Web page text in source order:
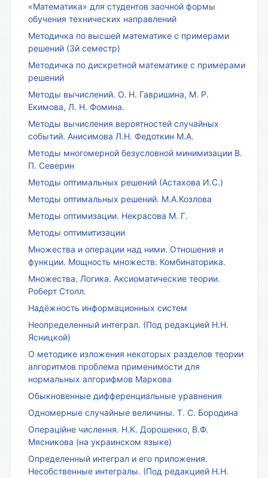
«Математика» для студентов заочной формы
обучения технических направлений
Методичка по высшей математике с примерами
решений (3й семестр)
Методичка по дискретной математике с примерами
решений
Методы вычислений. О. Н. Гавришина, М. Р.
Екимова, Л. Н. Фомина.
Методы вычисления вероятностей случайных
событий. Анисимова Л.Н. Федоткин М.А.
Методы многомерной безусловной минимизации В.
П. Северин
Методы оптимальных решений (Астахова И.С.)
Методы оптимальных решений. М.А.Козлова
Методы оптимизации. Некрасова М. Г.
Методы оптимитизации
Множества и операции над ними. Отношения и
функции. Мощность множеств. Комбинаторика.
Множества. Логика. Аксиоматические теории.
Роберт Столл.
Надёжность информационных систем
Неопределенный интеграл. (Под редакцией Н.Н.
Ясницкой)
О методике изложения некоторых разделов теории
алгоритмов проблема применимости для
нормальных алгорифмов Маркова
Обыкновенные дифференциальные уравнения
Одномерные случайные величины. Т. С. Бородина
Операційне числення. Н.К. Дорошенко, В.Ф.
Мясникова (на украинском языке)
Определенный интеграл и его приложения.
Несобственные интегралы. (Под редакцией Н.Н.